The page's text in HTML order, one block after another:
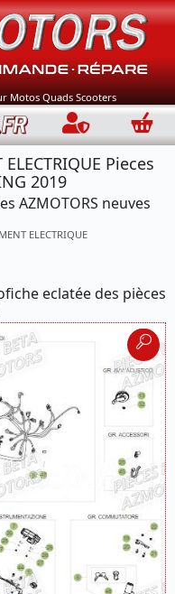
Motos Quads Scooters
Connection
Pieces
2019
AZMOTORS neuves
ELECTRIQUE
eclatée des pièces